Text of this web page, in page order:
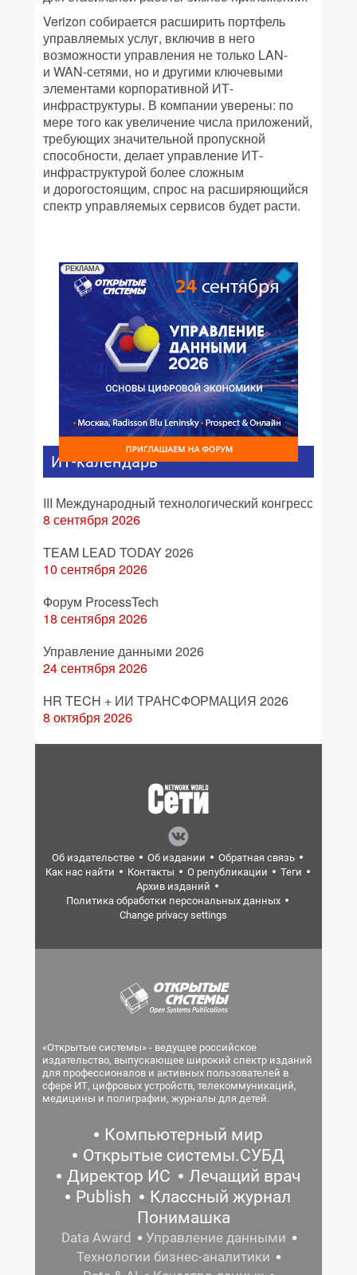
Verizon собирается расширить портфель
управляемых услуг, включив в него
возможности управления не только LAN-
и WAN-сетями, но и другими ключевыми
элементами корпоративной ИТ-
инфраструктуры. В компании уверены: по
мере того как увеличение числа приложений,
требующих значительной пропускной
способности, делает управление ИТ-
инфраструктурой более сложным
и дорогостоящим, спрос на расширяющийся
спектр управляемых сервисов будет расти.
РЕКЛАМА
ИТ-календарь
III Международный технологический конгресс
8 сентября 2026
TEAM LEAD TODAY 2026
10 сентября 2026
Форум ProcessTech
18 сентября 2026
Управление данными 2026
24 сентября 2026
HR TECH + ИИ ТРАНСФОРМАЦИЯ 2026
8 октября 2026
Об издательстве Об издании
Обратная связь
Как нас найти
Контакты О републикации
Теги
Архив изданий
Политика обработки персональных данных
Change privacy settings
«Открытые системы» - ведущее российское
издательство, выпускающее широкий спектр изданий
для профессионалов и активных пользователей в
сфере ИТ, цифровых устройств, телекоммуникаций,
медицины и полиграфии, журналы для детей.
Компьютерный мир
Открытые системы.СУБД
Директор ИС
Лечащий врач
Publish
Классный журнал
Понимашка
Data Award
Управление данными
Технологии бизнес-аналитики